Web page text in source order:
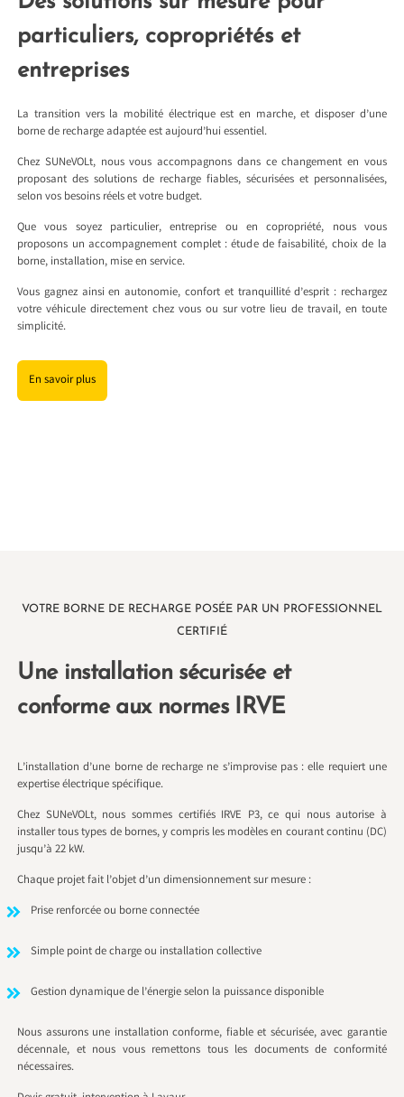
particuliers, copropriétés et
entreprises
La transition vers la mobilité électrique est en marche, et disposer d’une
borne de recharge adaptée est aujourd’hui essentiel.
Chez SUNeVOLt, nous vous accompagnons dans ce changement en vous
proposant des solutions de recharge fiables, sécurisées et personnalisées,
selon vos besoins réels et votre budget.
Que vous soyez particulier, entreprise ou en copropriété, nous vous
proposons un accompagnement complet : étude de faisabilité, choix de la
borne, installation, mise en service.
Vous gagnez ainsi en autonomie, confort et tranquillité d’esprit : rechargez
votre véhicule directement chez vous ou sur votre lieu de travail, en toute
simplicité.
En savoir plus
VOTRE BORNE DE RECHARGE POSÉE PAR UN PROFESSIONNEL
CERTIFIÉ
Une installation sécurisée et
conforme aux normes IRVE
L’installation d’une borne de recharge ne s’improvise pas : elle requiert une
expertise électrique spécifique.
Chez SUNeVOLt, nous sommes certifiés IRVE P3, ce qui nous autorise à
installer tous types de bornes, y compris les modèles en courant continu (DC)
jusqu’à 22 kW.
Chaque projet fait l’objet d’un dimensionnement sur mesure :
Prise renforcée ou borne connectée
Simple point de charge ou installation collective
Gestion dynamique de l’énergie selon la puissance disponible
Nous assurons une installation conforme, fiable et sécurisée, avec garantie
décennale, et nous vous remettons tous les documents de conformité
nécessaires.